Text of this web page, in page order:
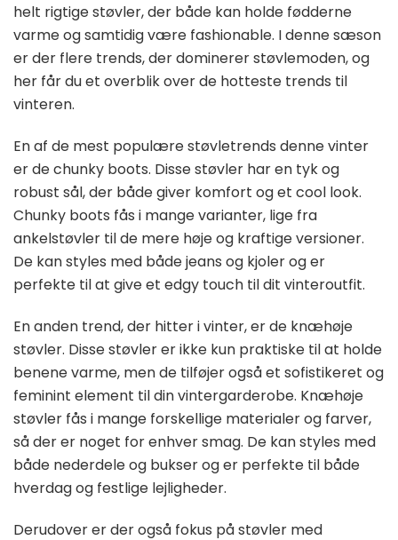
helt rigtige støvler, der både kan holde fødderne
varme og samtidig være fashionable. I denne sæson
er der flere trends, der dominerer støvlemoden, og
her får du et overblik over de hotteste trends til
vinteren.
En af de mest populære støvletrends denne vinter
er de chunky boots. Disse støvler har en tyk og
robust sål, der både giver komfort og et cool look.
Chunky boots fås i mange varianter, lige fra
ankelstøvler til de mere høje og kraftige versioner.
De kan styles med både jeans og kjoler og er
perfekte til at give et edgy touch til dit vinteroutfit.
En anden trend, der hitter i vinter, er de knæhøje
støvler. Disse støvler er ikke kun praktiske til at holde
benene varme, men de tilføjer også et sofistikeret og
feminint element til din vintergarderobe. Knæhøje
støvler fås i mange forskellige materialer og farver,
så der er noget for enhver smag. De kan styles med
både nederdele og bukser og er perfekte til både
hverdag og festlige lejligheder.
Derudover er der også fokus på støvler med